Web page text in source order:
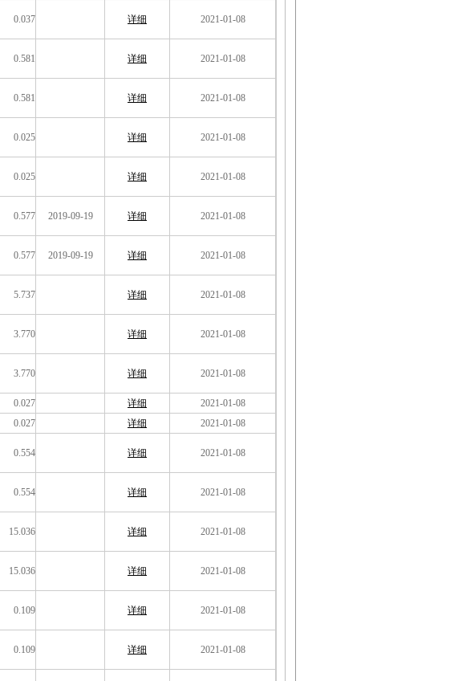
0.037 详细 2021-01-08
0.581 详细 2021-01-08
0.581 详细 2021-01-08
0.025 详细 2021-01-08
0.025 详细 2021-01-08
0.577 2019-09-19 详细 2021-01-08
0.577 2019-09-19 详细 2021-01-08
5.737 详细 2021-01-08
3.770 详细 2021-01-08
3.770 详细 2021-01-08
0.027 详细
2021-01-08
0.027 详细 2021-01-08
0.554 详细 2021-01-08
0.554 详细 2021-01-08
15.036 详细 2021-01-08
15.036 详细 2021-01-08
0.109 详细 2021-01-08
0.109 详细 2021-01-08